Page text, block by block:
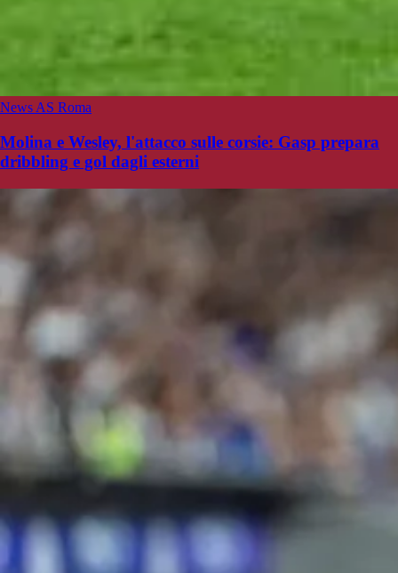
News AS Roma
Molina e Wesley, l'attacco sulle corsie: Gasp prepara
dribbling e gol dagli esterni